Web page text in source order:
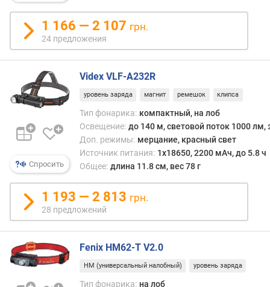
руки,
при
н
с
о
т
д
ш
ы
х
к
д
о
р
о
г
м
1 166 — 2 107 грн.
24 предложения
Спросить
Videx VLF-A232R
уровень заряда магнит ремешок клипса
Тип фонарика: компактный, на лоб
Освещение: до 140 м, световой поток 1000 лм,
Доп. режимы: мерцание, красный свет
Источник питания: 1х18650, 2200 мАч, до 5.8 ч
Общее: длина 11.8 см, вес 78 г
1 193 — 2 813 грн.
28 предложений
Fenix HM62-T V2.0
HM (универсальный налобный) уровень заряда
Тип фонарика: на лоб